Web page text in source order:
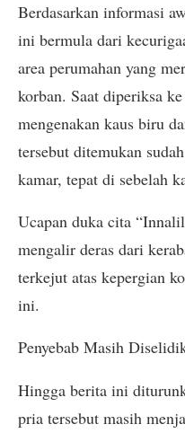
Berdasarkan informasi
ini bermula dari
area perumahan yang
korban. Saat diperiksa
mengenakan kaus biru
tersebut ditemukan
kamar, tepat di sebelah
Ucapan duka cita
mengalir deras dari
terkejut atas kepergian
ini.
Penyebab Masih
Hingga berita ini
pria tersebut masih